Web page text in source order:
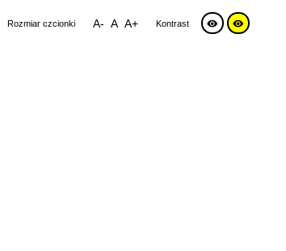
Rozmiar czcionki A- A A+ Kontrast